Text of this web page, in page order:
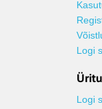
Logi
Logi